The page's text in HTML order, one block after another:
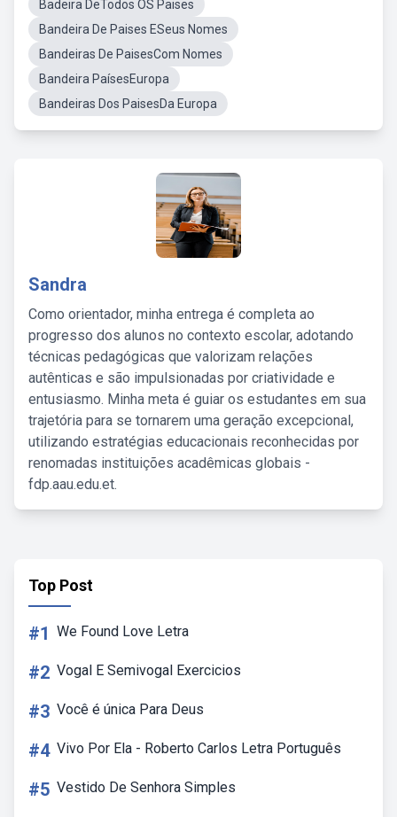
Badeira DeTodos OS Paises
Bandeira De Paises ESeus Nomes
Bandeiras De PaisesCom Nomes
Bandeira PaísesEuropa
Bandeiras Dos PaisesDa Europa
Sandra
Como orientador, minha entrega é completa ao
progresso dos alunos no contexto escolar, adotando
técnicas pedagógicas que valorizam relações
autênticas e são impulsionadas por criatividade e
entusiasmo. Minha meta é guiar os estudantes em sua
trajetória para se tornarem uma geração excepcional,
utilizando estratégias educacionais reconhecidas por
renomadas instituições acadêmicas globais -
fdp.aau.edu.et.
Top Post
#1 We Found Love Letra
#2 Vogal E Semivogal Exercicios
#3 Você é única Para Deus
#4 Vivo Por Ela - Roberto Carlos Letra Português
#5 Vestido De Senhora Simples